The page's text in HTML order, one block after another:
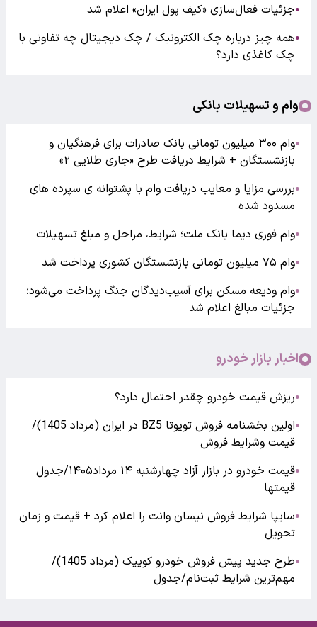
●جزئیات فعال‌سازی «کیف پول ایران» اعلام شد
●همه چیز درباره چک الکترونیک / چک دیجیتال چه تفاوتی با
چک کاغذی دارد؟
وام و تسهیلات بانکی
●
وام ۳۰۰ میلیون تومانی بانک صادرات برای فرهنگیان و
بازنشستگان + شرایط دریافت طرح «جاری طلایی ۲»
●بررسی مزایا و معایب دریافت وام با پشتوانه ی سپرده های
مسدود شده
●وام فوری دیما بانک ملت؛ شرایط، مراحل و مبلغ تسهیلات
●وام ۷۵ میلیون تومانی بازنشستگان کشوری پرداخت شد
●وام ودیعه مسکن برای آسیب‌دیدگان جنگ پرداخت می‌شود؛
جزئیات مبالغ اعلام شد
اخبار بازار خودرو
●ریزش قیمت خودرو چقدر احتمال دارد؟
●
اولین بخشنامه فروش تویوتا BZ5 در ایران (مرداد 1405)/
قیمت وشرایط فروش
●
قیمت خودرو در بازار آزاد چهارشنبه ۱۴ مرداد۱۴۰۵/جدول
قیمتها
●سایپا شرایط فروش نیسان وانت را اعلام کرد + قیمت و زمان
تحویل
●
طرح جدید پیش فروش خودرو کوییک (مرداد 1405)/
مهم‌ترین شرایط ثبت‌نام/جدول